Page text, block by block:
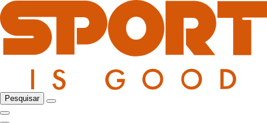
Pesquisar